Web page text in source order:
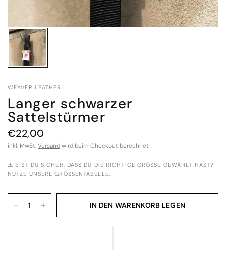
WEAVER LEATHER
Langer schwarzer
Sattelstürmer
€22,00
inkl. MwSt.Versandwird beim Checkout berechnet
⚠️ BIST DU SICHER, DASS DU DIE RICHTIGE GRÖSSE GEWÄHLT HAST? N
UTZE UNSERE GRÖSSENTABELLE.
IN DEN WARENKORB LEGEN